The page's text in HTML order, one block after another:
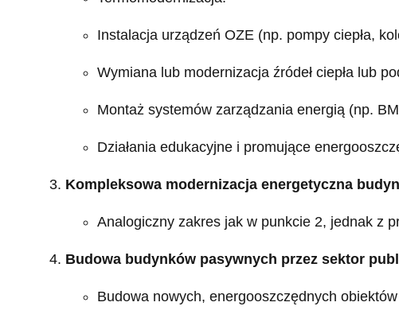
Instalacja urządzeń OZE (np. pompy ciepła,
Wymiana lub modernizacja źródeł ciepła lub
Montaż systemów zarządzania energią (np.
Działania edukacyjne i promujące
Kompleksowa modernizacja energetyczna
Analogiczny zakres jak w punkcie 2, jednak z
Budowa budynków pasywnych przez sektor
Budowa nowych, energooszczędnych